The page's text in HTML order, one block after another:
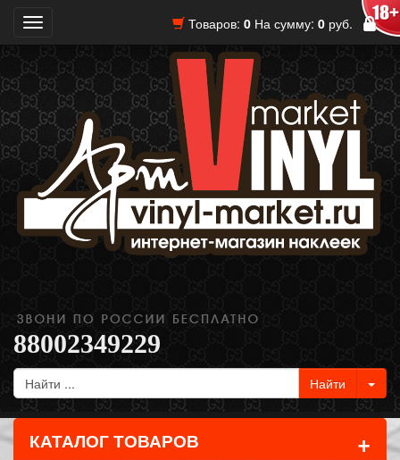
Товаров: 0 На сумму: 0 руб.
Toggle
navigation
88002349229
КАТАЛОГ ТОВАРОВ +